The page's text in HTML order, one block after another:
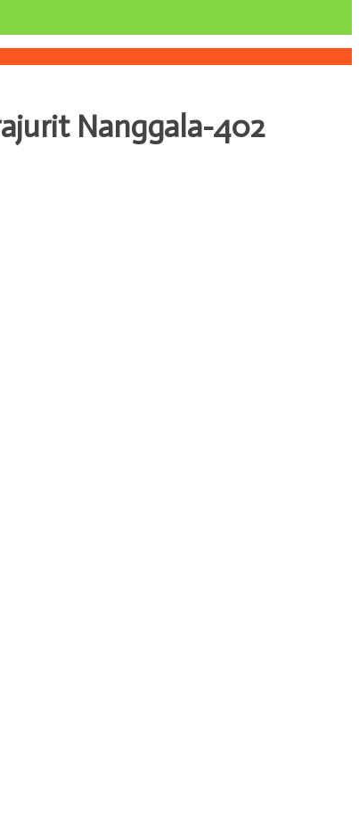
Nanggala-402